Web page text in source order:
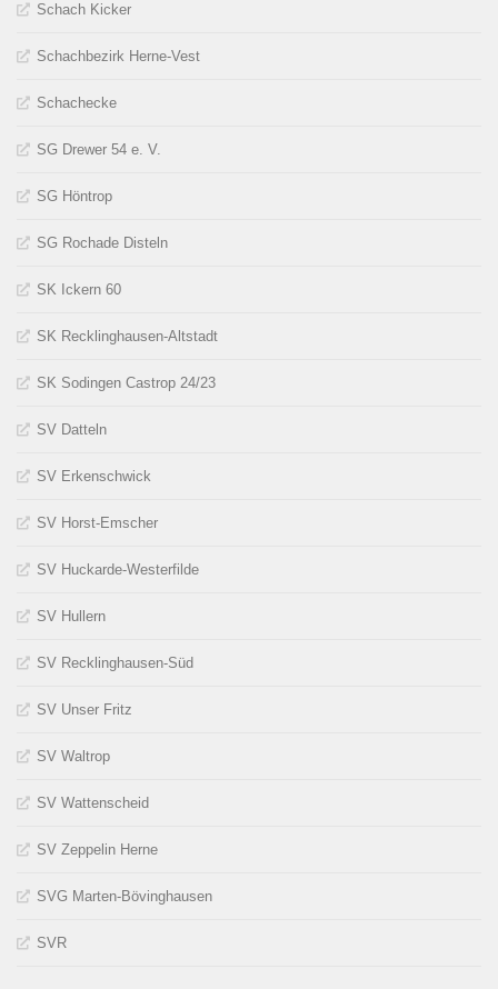
Schach Kicker
Schachbezirk Herne-Vest
Schachecke
SG Drewer 54 e. V.
SG Höntrop
SG Rochade Disteln
SK Ickern 60
SK Recklinghausen-Altstadt
SK Sodingen Castrop 24/23
SV Datteln
SV Erkenschwick
SV Horst-Emscher
SV Huckarde-Westerfilde
SV Hullern
SV Recklinghausen-Süd
SV Unser Fritz
SV Waltrop
SV Wattenscheid
SV Zeppelin Herne
SVG Marten-Bövinghausen
SVR